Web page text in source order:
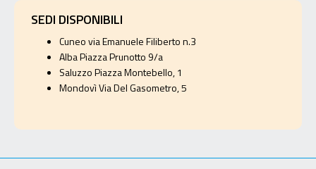
SEDI DISPONIBILI
Cuneo via Emanuele Filiberto n.3
Alba Piazza Prunotto 9/a
Saluzzo Piazza Montebello, 1
Mondovì Via Del Gasometro, 5